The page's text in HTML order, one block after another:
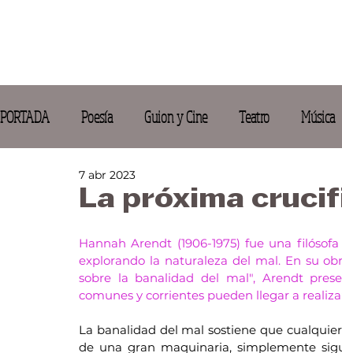
PORTADA Poesía Guion y Cine Teatro Música
Activismo
La próxima
7 abr 2023
Hannah Arendt (1906-1975) fue una
explorando la naturaleza del mal. En su
sobre la banalidad del mal", Arendt
comunes y corrientes pueden llegar a
La banalidad del mal sostiene que
de una gran maquinaria, simplemente